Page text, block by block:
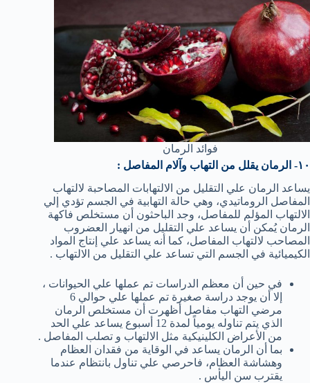
فوائد الرمان
١٠- الرمان يقلل من التهاب وآلام المفاصل :
يساعد الرمان علي التقليل من الالتهابات المصاحبة لالتهاب
المفاصل الروماتيدي، وهي حالة التهابية في الجسم تؤدي إلي
الالتهاب المؤلم للمفاصل، وجد الباحثون أن مستخلص فاكهة
الرمان يُمكن أن يساعد علي التقليل من انهيار العضروب
المصاحب لالتهاب المفاصل، كما أنه يساعد علي إنتاج المواد
الكيميائية في الجسم التي تساعد علي التقليل من الالتهاب .
في حين أن معظم الدراسات تم عملها علي الحيوانات ،
إلا أن يوجد دراسة صغيرة تم عملها علي حوالي 6
مرضي التهاب مفاصل أظهرت أن مستخلص الرمان
الذي يتم تناوله يومياً لمدة 12 أسبوع يساعد علي الحد
من الأعراض الكلينيكية مثل الالتهاب و تصلب المفاصل .
بما أن الرمان يساعد في الوقاية من فقدان العظام
وهشاشة العظام، فاحرصي علي تناول بانتظام عندما
يقترب سن اليأس .